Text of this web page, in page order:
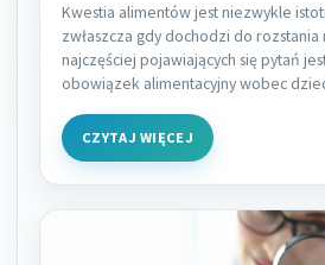
Kwestia alimentów jest niezwykle
zwłaszcza gdy dochodzi do
najczęściej pojawiających się pytań
obowiązek alimentacyjny wobec
CZYTAJ WIĘCEJ